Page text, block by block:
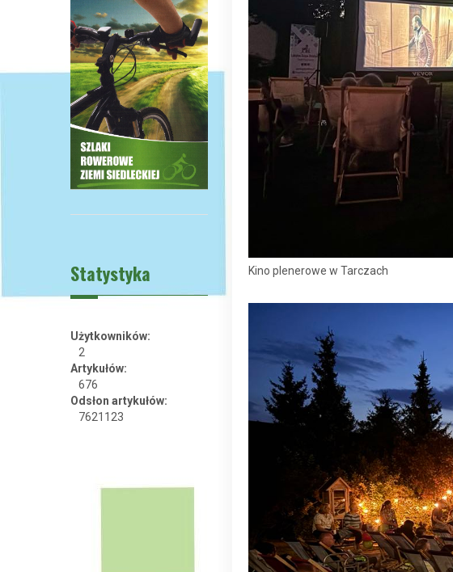
Kino plenerowe w Tarczach
Statystyka
Użytkowników:
2
Artykułów:
676
Odsłon artykułów:
7621123